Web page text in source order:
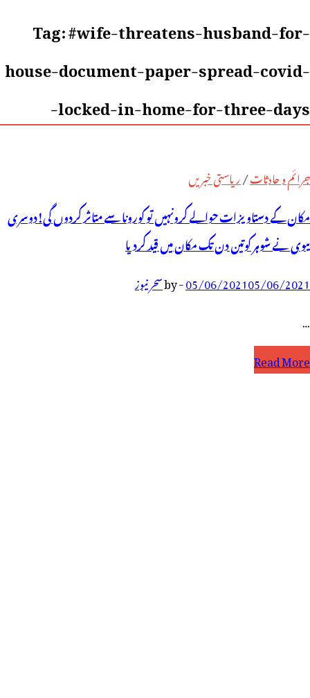
Tag:#wife-threatens-husband-for-
house-document-paper-spread-covid-
locked-in-home-for-three-days-
جرائم و حادثات/ریاستی خبریں
مکان کے دستاویزات حوالے کرونہیں تو کورونا سے متاثر کردوں گی!دوسری
بیوی نے شوہر کوتین دن تک مکان میں قید کردیا
05/06/202105/06/2021
-
byسحر نیوز
…
مکان
Read More